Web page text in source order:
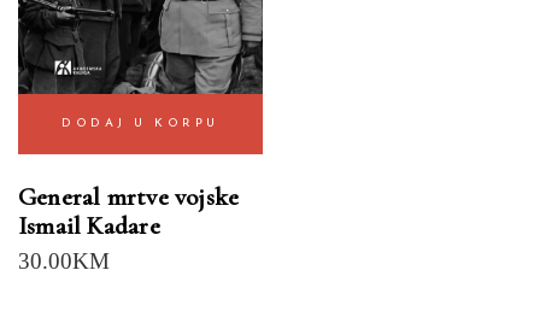
DODAJ U KORPU
General mrtve vojske
Ismail Kadare
30.00KM